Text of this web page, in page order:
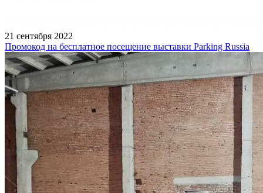
21 сентября 2022
Промокод на бесплатное посещение выставки Parking Russia